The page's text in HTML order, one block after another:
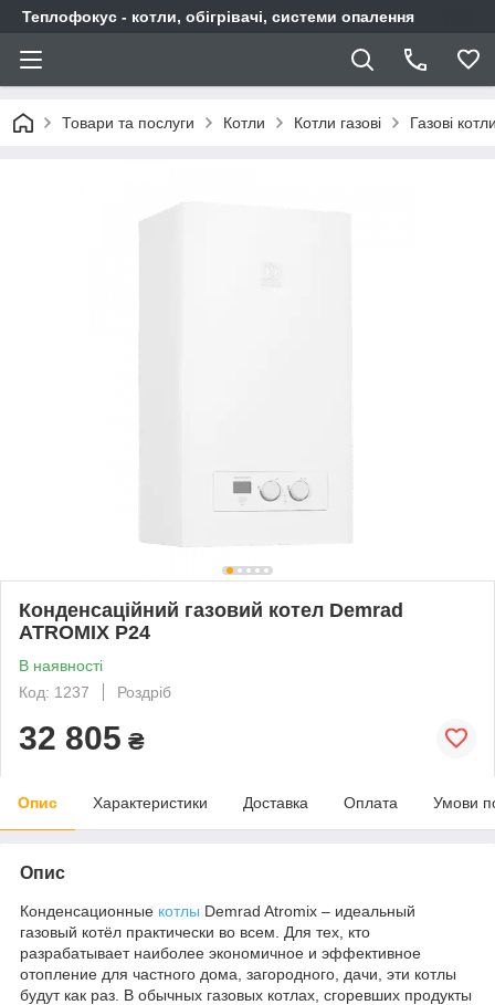
Теплофокус - котли, обігрівачі, системи опалення
Товари та послуги Котли Котли газові Газові
Конденсаційний газовий котел Demrad
ATROMIX P24
В наявності
Код: 1237
Роздріб
32 805 ₴
Опис Характеристики Доставка Оплата Умови
Опис
Конденсационные котлы Demrad Atromix – идеальный
газовый котёл практически во всем. Для тех, кто
разрабатывает наиболее экономичное и эффективное
отопление для частного дома, загородного, дачи, эти котлы
будут как раз. В обычных газовых котлах, сгоревших продукты